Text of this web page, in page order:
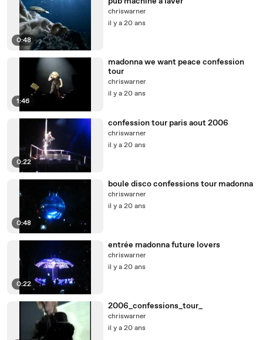
0:48
chriswarner
il y a 20 ans
1:46
madonna we want peace confession
tour
chriswarner
il y a 20 ans
0:22
confession tour paris aout 2006
chriswarner
il y a 20 ans
0:48
boule disco confessions tour madonna
chriswarner
il y a 20 ans
0:22
entrée madonna future lovers
chriswarner
il y a 20 ans
2006_confessions_tour_
chriswarner
il y a 20 ans